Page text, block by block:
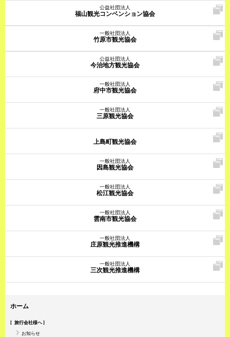
公益社団法人
福山観光コンベンション協会
一般社団法人
竹原市観光協会
公益社団法人
今治地方観光協会
一般社団法人
府中市観光協会
一般社団法人
三原観光協会
上島町観光協会
一般社団法人
因島観光協会
一般社団法人
松江観光協会
一般社団法人
雲南市観光協会
一般社団法人
庄原観光推進機構
一般社団法人
三次観光推進機構
ホーム
旅行会社様へ
お知らせ